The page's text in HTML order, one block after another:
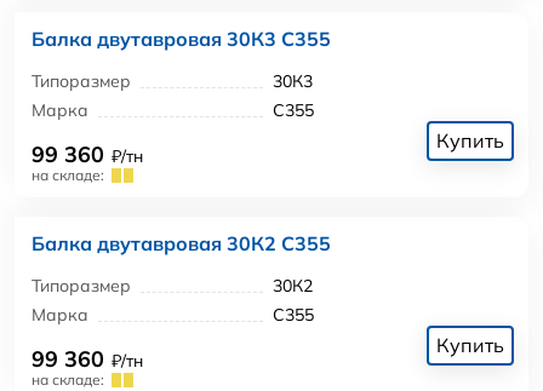
Балка двутавровая 30К3 С355
Типоразмер
30К3
Марка
С355
99 360 ₽/тн
на складе:
Купить
Балка двутавровая 30К2 С355
Типоразмер
30К2
Марка
С355
99 360 ₽/тн
на складе:
Купить